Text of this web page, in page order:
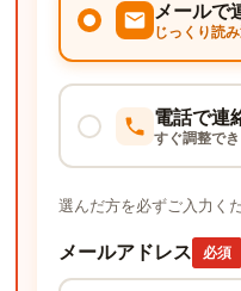
メールで
じっくり読
電話で連
すぐ調整で
選んだ方を必ずご入力く
メールアドレス 必須